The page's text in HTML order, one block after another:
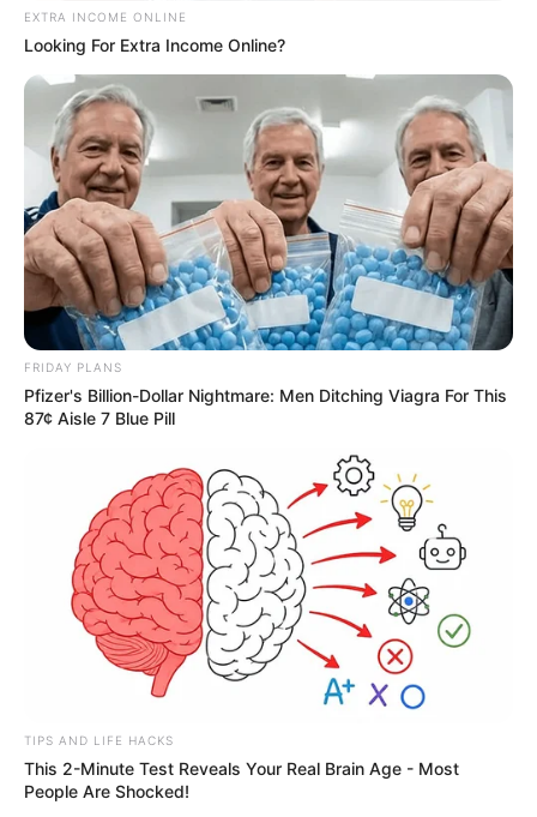
EXTRA INCOME ONLINE
Looking For Extra Income Online?
FRIDAY PLANS
Pfizer's Billion-Dollar Nightmare: Men Ditching Viagra For This
87¢ Aisle 7 Blue Pill
TIPS AND LIFE HACKS
This 2-Minute Test Reveals Your Real Brain Age - Most
People Are Shocked!